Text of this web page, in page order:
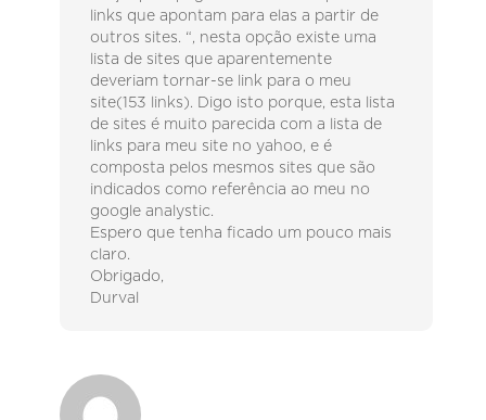
links que apontam para elas a partir de
outros sites. “, nesta opção existe uma
lista de sites que aparentemente
deveriam tornar-se link para o meu
site(153 links). Digo isto porque, esta lista
de sites é muito parecida com a lista de
links para meu site no yahoo, e é
composta pelos mesmos sites que são
indicados como referência ao meu no
google analystic.
Espero que tenha ficado um pouco mais
claro.
Obrigado,
Durval